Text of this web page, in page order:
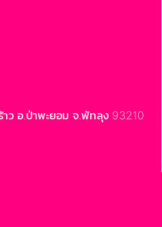
ว อ.ป่าพะยอม จ.พัทลุง 93210